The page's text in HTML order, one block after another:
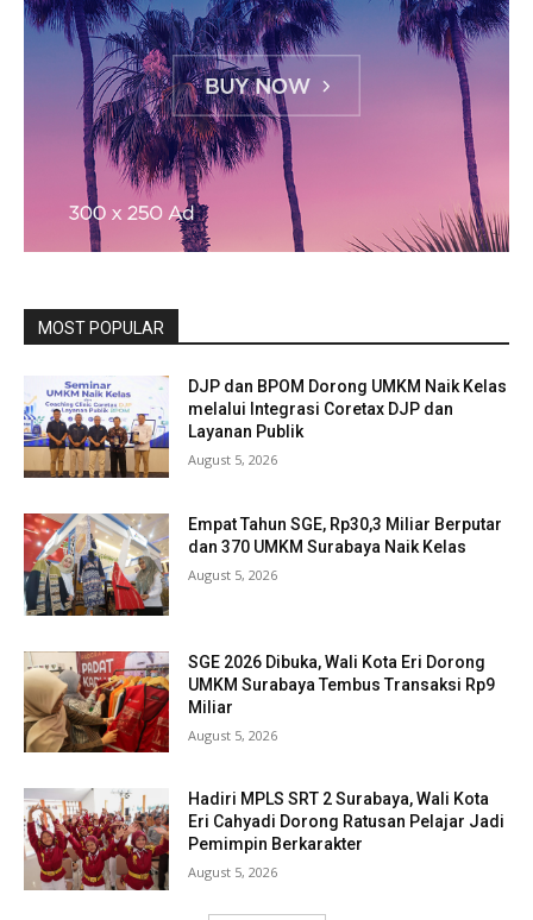
MOST POPULAR
DJP dan BPOM Dorong UMKM Naik Kelas
melalui Integrasi Coretax DJP dan
Layanan Publik
August 5, 2026
Empat Tahun SGE, Rp30,3 Miliar Berputar
dan 370 UMKM Surabaya Naik Kelas
August 5, 2026
SGE 2026 Dibuka, Wali Kota Eri Dorong
UMKM Surabaya Tembus Transaksi Rp9
Miliar
August 5, 2026
Hadiri MPLS SRT 2 Surabaya, Wali Kota
Eri Cahyadi Dorong Ratusan Pelajar Jadi
Pemimpin Berkarakter
August 5, 2026